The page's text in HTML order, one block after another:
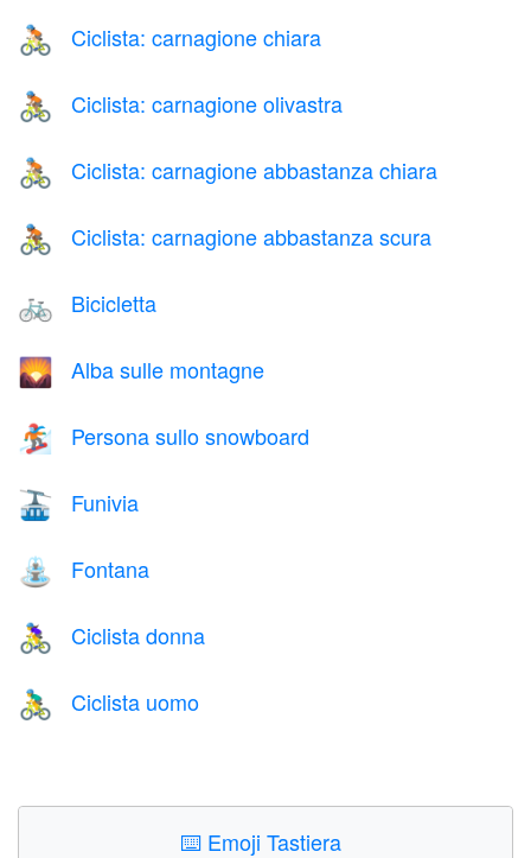
🚴🏻 Ciclista: carnagione chiara
🚴🏽 Ciclista: carnagione olivastra
🚴🏼 Ciclista: carnagione abbastanza chiara
🚴🏾 Ciclista: carnagione abbastanza scura
🚲 Bicicletta
🌄 Alba sulle montagne
🏂 Persona sullo snowboard
🚠 Funivia
⛲ Fontana
🚴‍♀️ Ciclista donna
🚴‍♂️ Ciclista uomo
⌨️ Emoji Tastiera